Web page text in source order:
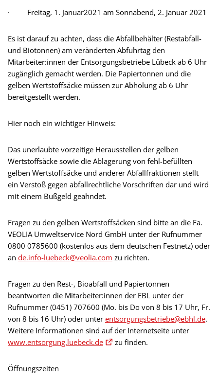
· Freitag, 1. Januar2021 am Sonnabend, 2. Januar 2021
Es ist darauf zu achten, dass die Abfallbehälter (Restabfall-
und Biotonnen) am veränderten Abfuhrtag den
Mitarbeiter:innen der Entsorgungsbetriebe Lübeck ab 6 Uhr
zugänglich gemacht werden. Die Papiertonnen und die
gelben Wertstoffsäcke müssen zur Abholung ab 6 Uhr
bereitgestellt werden.
Hier noch ein wichtiger Hinweis:
Das unerlaubte vorzeitige Herausstellen der gelben
Wertstoffsäcke sowie die Ablagerung von fehl-befüllten
gelben Wertstoffsäcke und anderer Abfallfraktionen stellt
ein Verstoß gegen abfallrechtliche Vorschriften dar und wird
mit einem Bußgeld geahndet.
Fragen zu den gelben Wertstoffsäcken sind bitte an die Fa.
VEOLIA Umweltservice Nord GmbH unter der Rufnummer
0800 0785600 (kostenlos aus dem deutschen Festnetz) oder
an de.info-luebeck@veolia.com zu richten.
Fragen zu den Rest-, Bioabfall und Papiertonnen
beantworten die Mitarbeiter:innen der EBL unter der
Rufnummer (0451) 707600 (Mo. bis Do von 8 bis 17 Uhr, Fr.
von 8 bis 16 Uhr) oder unter entsorgungsbetriebe@ebhl.de.
Weitere Informationen sind auf der Internetseite unter
www.entsorgung.luebeck.de
zu finden.
Öffnungszeiten